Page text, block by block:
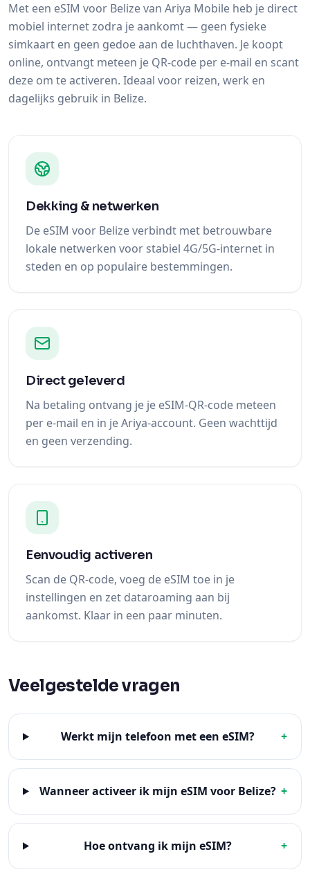
Met een eSIM voor Belize van Ariya Mobile heb je direct
mobiel internet zodra je aankomt — geen fysieke
simkaart en geen gedoe aan de luchthaven. Je koopt
online, ontvangt meteen je QR-code per e-mail en scant
deze om te activeren. Ideaal voor reizen, werk en
dagelijks gebruik in Belize.
Dekking & netwerken
De eSIM voor Belize verbindt met betrouwbare
lokale netwerken voor stabiel 4G/5G-internet in
steden en op populaire bestemmingen.
Direct geleverd
Na betaling ontvang je je eSIM-QR-code meteen
per e-mail en in je Ariya-account. Geen wachttijd
en geen verzending.
Eenvoudig activeren
Scan de QR-code, voeg de eSIM toe in je
instellingen en zet dataroaming aan bij
aankomst. Klaar in een paar minuten.
Veelgestelde vragen
Werkt mijn telefoon met een eSIM? +
Wanneer activeer ik mijn eSIM voor Belize? +
Hoe ontvang ik mijn eSIM? +